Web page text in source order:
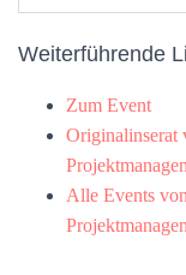
Weiterführende
Zum Event
Originalinserat
Alle Events